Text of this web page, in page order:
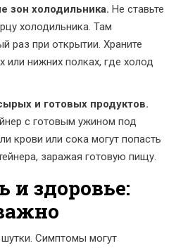
зон холодильника. Не ставьте
холодильника. Там
раз при открытии. Храните
нижних полках, где холод
и готовых продуктов.
с готовым ужином под
крови или сока могут попасть
заражая готовую пищу.
и здоровье:
Симптомы могут